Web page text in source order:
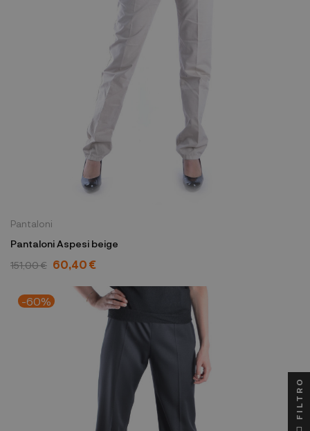
Pantaloni
Pantaloni Aspesi beige
151,00 € 60,40 €
-60%
FILTRO